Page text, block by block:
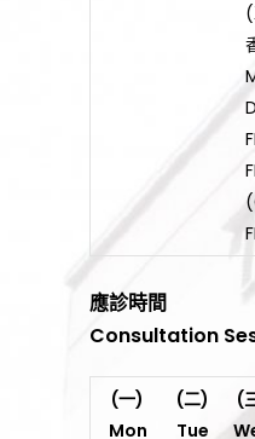
應診時間
Consultation
(一)
Mon
(二)
Tue
(